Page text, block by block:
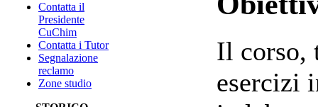
Contatta il
Presidente
CuChim
Contatta i Tutor
Segnalazione
reclamo
Zone studio
Il corso,
esercizi